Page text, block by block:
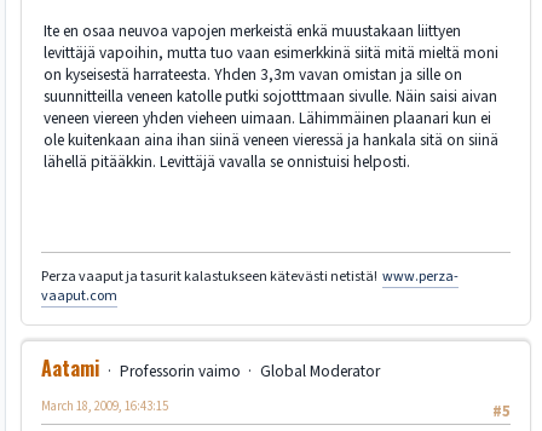
Ite en osaa neuvoa vapojen merkeistä enkä muustakaan liittyen
levittäjä vapoihin, mutta tuo vaan esimerkkinä siitä mitä mieltä moni
on kyseisestä harrateesta. Yhden 3,3m vavan omistan ja sille on
suunnitteilla veneen katolle putki sojotttmaan sivulle. Näin saisi aivan
veneen viereen yhden vieheen uimaan. Lähimmäinen plaanari kun ei
ole kuitenkaan aina ihan siinä veneen vieressä ja hankala sitä on siinä
lähellä pitääkkin. Levittäjä vavalla se onnistuisi helposti.
Perza vaaput ja tasurit kalastukseen kätevästi netistä! www.perza-
vaaput.com
Aatami Professorin vaimo
Global Moderator
#5
March 18, 2009, 16:43:15